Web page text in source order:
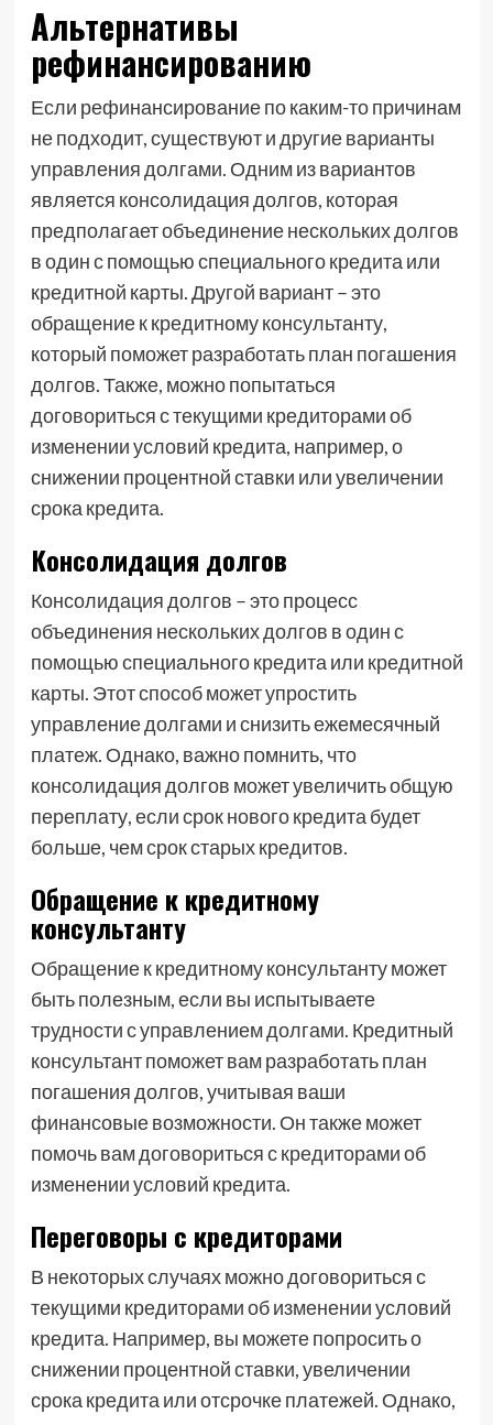
Альтернативы
рефинансированию
Если рефинансирование по каким-то причинам
не подходит, существуют и другие варианты
управления долгами. Одним из вариантов
является консолидация долгов, которая
предполагает объединение нескольких долгов
в один с помощью специального кредита или
кредитной карты. Другой вариант – это
обращение к кредитному консультанту,
который поможет разработать план погашения
долгов. Также, можно попытаться
договориться с текущими кредиторами об
изменении условий кредита, например, о
снижении процентной ставки или увеличении
срока кредита.
Консолидация долгов
Консолидация долгов – это процесс
объединения нескольких долгов в один с
помощью специального кредита или кредитной
карты. Этот способ может упростить
управление долгами и снизить ежемесячный
платеж. Однако, важно помнить, что
консолидация долгов может увеличить общую
переплату, если срок нового кредита будет
больше, чем срок старых кредитов.
Обращение к кредитному
консультанту
Обращение к кредитному консультанту может
быть полезным, если вы испытываете
трудности с управлением долгами. Кредитный
консультант поможет вам разработать план
погашения долгов, учитывая ваши
финансовые возможности. Он также может
помочь вам договориться с кредиторами об
изменении условий кредита.
Переговоры с кредиторами
В некоторых случаях можно договориться с
текущими кредиторами об изменении условий
кредита. Например, вы можете попросить о
снижении процентной ставки, увеличении
срока кредита или отсрочке платежей. Однако,